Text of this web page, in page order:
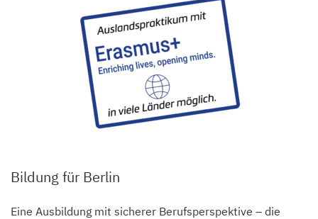
Bildung für Berlin
Eine Ausbildung mit sicherer Berufsperspektive – die